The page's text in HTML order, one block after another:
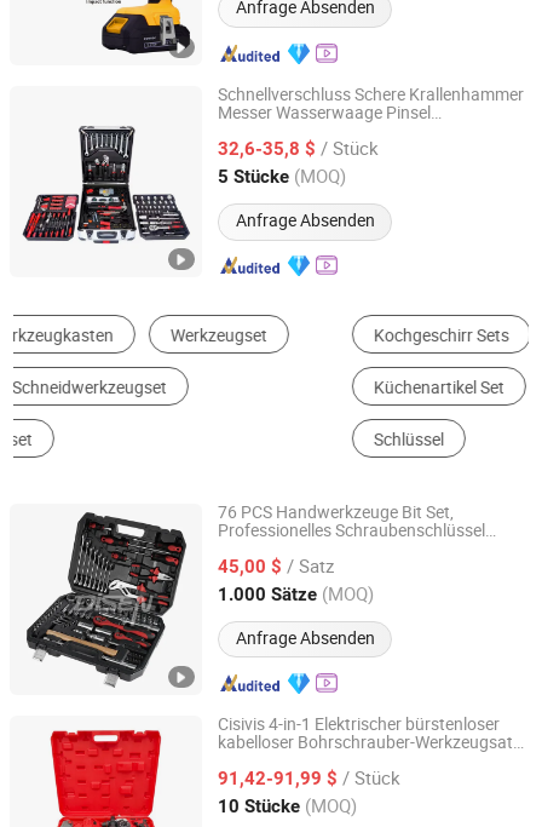
Anfrage Absenden
Schnellverschluss Schere Krallenhammer
Messer Wasserwaage Pinsel
32,6-35,8 $ / Stück
5 Stücke (MOQ)
Anfrage Absenden
Zhejiang, China Seit 2025
Kochgeschirr Sets Hand-Werkzeug-Set
Küchenartikel Set Schraubemesser
Schlüssel
76 PCS Handwerkzeuge Bit Set,
Professionelles Schraubenschlüssel
45,00 $ / Satz
1.000 Sätze (MOQ)
Anfrage Absenden
ANHUI DISEN TOOLS CO., LTD.
Zhejiang, China Seit 2012
Cisivis 4-in-1 Elektrischer bürstenloser
kabelloser Bohrschrauber-Werkzeugsatz
professionelle und DIY-Nutzung
91,42-91,99 $ / Stück
10 Stücke (MOQ)
Wuhan Zhongwei Liancheng International Trade Co., Ltd.
Hubei, China Seit 2024